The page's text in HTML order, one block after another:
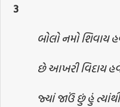
3
બોલો નમો શિવાય
છે આખરી વિદાય
જ્યાં જાઉં છું હું